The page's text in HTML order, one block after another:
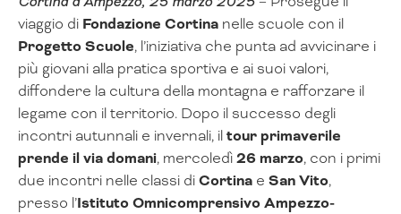
viaggio di Fondazione Cortina nelle scuole con il
Progetto Scuole, l’iniziativa che punta ad avvicinare i
più giovani alla pratica sportiva e ai suoi valori,
diffondere la cultura della montagna e rafforzare il
legame con il territorio. Dopo il successo degli
incontri autunnali e invernali, iltour primaverile
prende il via domani, mercoledì26 marzo, con i primi
due incontri nelle classi diCortina e San Vito,
presso l’Istituto Omnicomprensivo Ampezzo-